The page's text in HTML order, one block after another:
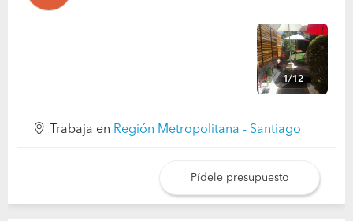
1/12
Trabaja en Región Metropolitana - Santiago
Pídele presupuesto